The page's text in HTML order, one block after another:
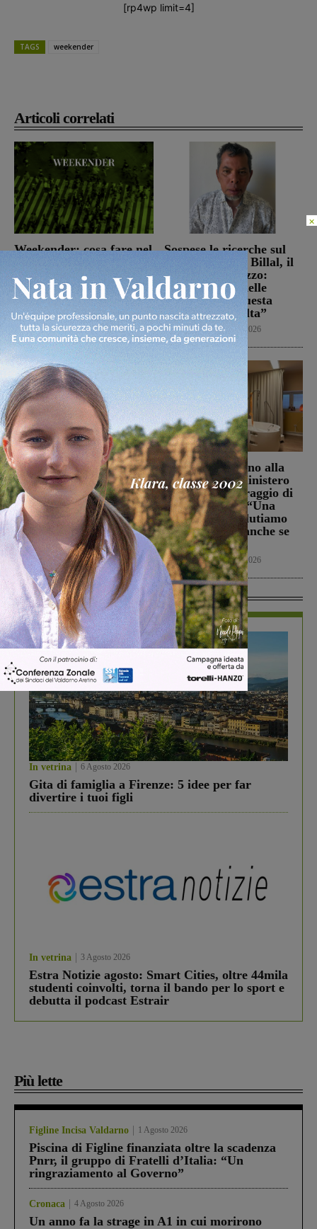
Articoli correlati
Weekender: cosa fare nel
Valdarno
Weekender 7 Agosto 2026
Sospese le ricerche sul
campo di Miah Billal, il
Prefetto di Arezzo:
“L’attenzione delle
istituzioni su questa
vicenda resta alta”
Cronaca 6 Agosto 2026
La Futsal Sangiovannese
ha scelto la strada della
continuità, appena un
paio i volti nuovi
San Giovanni Valdarno
6 Agosto 2026
Punto Nascita, no alla
deroga ma il Ministero
apre al monitoraggio di
sei mesi. Vadi: “Una
risposta che valutiamo
positivamente anche se
con prudenza”
Cronaca 6 Agosto 2026
In Vetrina
In vetrina 6 Agosto 2026
Gita di famiglia a Firenze: 5 idee per far
divertire i tuoi figli
In vetrina 3 Agosto 2026
Estra Notizie agosto: Smart Cities, oltre 44mila
studenti coinvolti, torna il bando per lo sport e
debutta il podcast Estrair
Più lette
Figline Incisa Valdarno 1 Agosto 2026
Piscina di Figline finanziata oltre la scadenza
Pnrr, il gruppo di Fratelli d’Italia: “Un
ringraziamento al Governo”
Cronaca 4 Agosto 2026
Un anno fa la strage in A1 in cui morirono
[rp4wp limit=4]
TAGS weekender
×